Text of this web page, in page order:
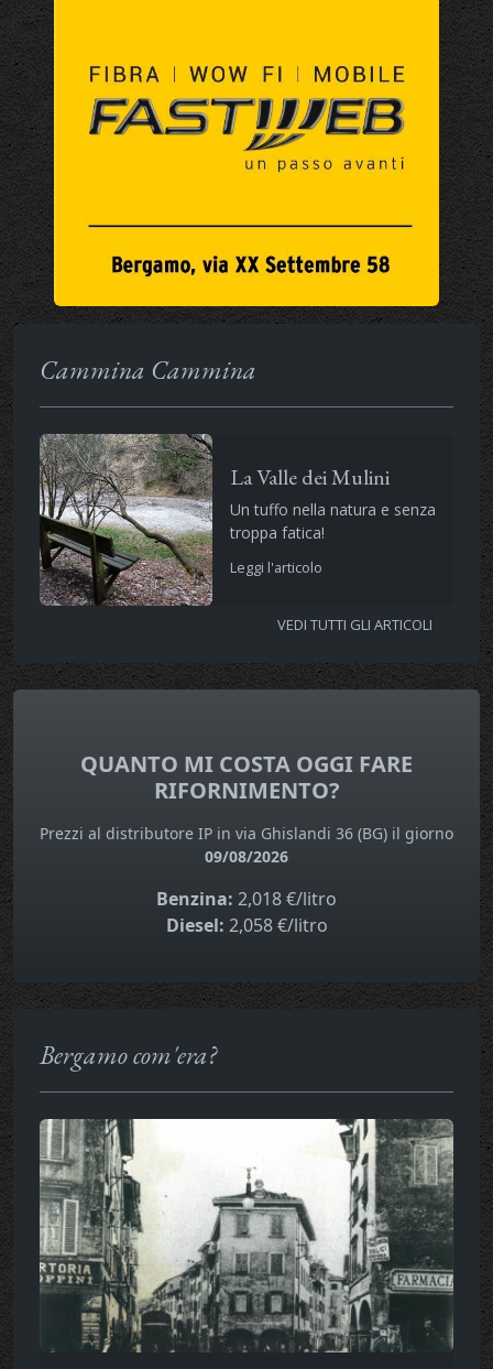
Cammina Cammina
La Valle dei Mulini
Un tuffo nella natura e senza
troppa fatica!
Leggi l'articolo
VEDI TUTTI GLI ARTICOLI
QUANTO MI COSTA OGGI FARE
RIFORNIMENTO?
Prezzi al distributore IP in via Ghislandi 36 (BG) il giorno
09/08/2026
Benzina: 2,018 €/litro
Diesel: 2,058 €/litro
Bergamo com'era?